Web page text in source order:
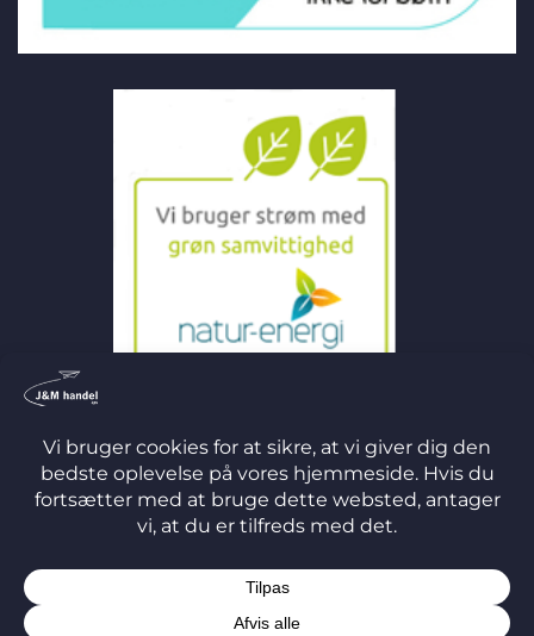
©
2026 J&M Handel ApS